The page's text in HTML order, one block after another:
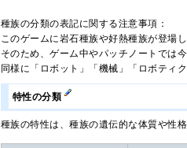
種族の分類の表記に関する注意事項：
このゲームに岩石種族や好熱種族が登場
そのため、ゲーム中やパッチノートでは
同様に「ロボット」「機械」「ロボティ
特性の分類
種族の特性は、種族の遺伝的な体質や性